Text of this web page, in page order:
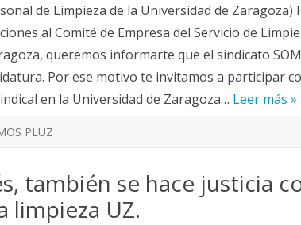
Limpieza
Universidad
de
Zaragoza)
de Limpieza de la Universidad de Zaragoza)
al Comité de Empresa del Servicio de
queremos informarte que el sindicato
Por ese motivo te invitamos a participar
en la Universidad de Zaragoza… Leer más »
PLUZ
también se hace justicia
limpieza UZ.